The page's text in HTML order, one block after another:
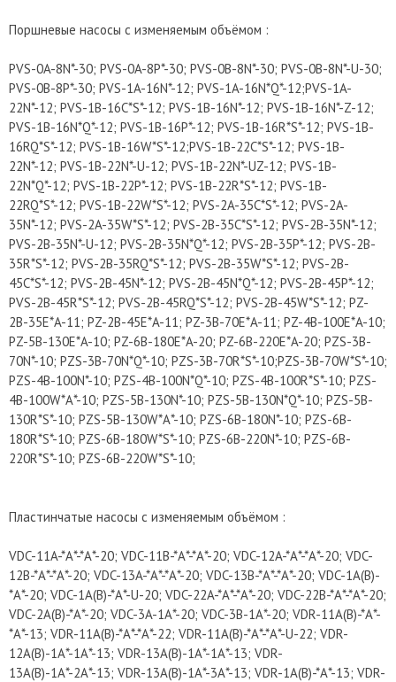
Поршневые насосы с изменяемым объёмом :
PVS-0A-8N*-30; PVS-0A-8P*-30; PVS-0B-8N*-30; PVS-0B-8N*-U-30;
PVS-0B-8P*-30; PVS-1A-16N*-12; PVS-1A-16N*Q*-12;PVS-1A-
22N*-12; PVS-1B-16C*S*-12; PVS-1B-16N*-12; PVS-1B-16N*-Z-12;
PVS-1B-16N*Q*-12; PVS-1B-16P*-12; PVS-1B-16R*S*-12; PVS-1B-
16RQ*S*-12; PVS-1B-16W*S*-12;PVS-1B-22C*S*-12; PVS-1B-
22N*-12; PVS-1B-22N*-U-12; PVS-1B-22N*-UZ-12; PVS-1B-
22N*Q*-12; PVS-1B-22P*-12; PVS-1B-22R*S*-12; PVS-1B-
22RQ*S*-12; PVS-1B-22W*S*-12; PVS-2A-35C*S*-12; PVS-2A-
35N*-12; PVS-2A-35W*S*-12; PVS-2B-35C*S*-12; PVS-2B-35N*-12;
PVS-2B-35N*-U-12; PVS-2B-35N*Q*-12; PVS-2B-35P*-12; PVS-2B-
35R*S*-12; PVS-2B-35RQ*S*-12; PVS-2B-35W*S*-12; PVS-2B-
45C*S*-12; PVS-2B-45N*-12; PVS-2B-45N*Q*-12; PVS-2B-45P*-12;
PVS-2B-45R*S*-12; PVS-2B-45RQ*S*-12; PVS-2B-45W*S*-12; PZ-
2B-35E*A-11; PZ-2B-45E*A-11; PZ-3B-70E*A-11; PZ-4B-100E*A-10;
PZ-5B-130E*A-10; PZ-6B-180E*A-20; PZ-6B-220E*A-20; PZS-3B-
70N*-10; PZS-3B-70N*Q*-10; PZS-3B-70R*S*-10;PZS-3B-70W*S*-10;
PZS-4B-100N*-10; PZS-4B-100N*Q*-10; PZS-4B-100R*S*-10; PZS-
4B-100W*A*-10; PZS-5B-130N*-10; PZS-5B-130N*Q*-10; PZS-5B-
130R*S*-10; PZS-5B-130W*A*-10; PZS-6B-180N*-10; PZS-6B-
180R*S*-10; PZS-6B-180W*S*-10; PZS-6B-220N*-10; PZS-6B-
220R*S*-10; PZS-6B-220W*S*-10;
Пластинчатые насосы с изменяемым объёмом :
VDC-11A-*A*-*A*-20; VDC-11B-*A*-*A*-20; VDC-12A-*A*-*A*-20; VDC-
12B-*A*-*A*-20; VDC-13A-*A*-*A*-20; VDC-13B-*A*-*A*-20; VDC-1A(B)-
*A*-20; VDC-1A(B)-*A*-U-20; VDC-22A-*A*-*A*-20; VDC-22B-*A*-*A*-20;
VDC-2A(B)-*A*-20; VDC-3A-1A*-20; VDC-3B-1A*-20; VDR-11A(B)-*A*-
*A*-13; VDR-11A(B)-*A*-*A*-22; VDR-11A(B)-*A*-*A*-U-22; VDR-
12A(B)-1A*-1A*-13; VDR-13A(B)-1A*-1A*-13; VDR-
13A(B)-1A*-2A*-13; VDR-13A(B)-1A*-3A*-13; VDR-1A(B)-*A*-13; VDR-